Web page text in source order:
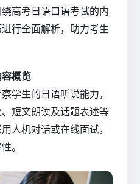
高考日语口语考试的内
行全面解析，助力考生
概览
学生的日语听说能力，
短文朗读及话题表述等
人机对话或在线面试，
。